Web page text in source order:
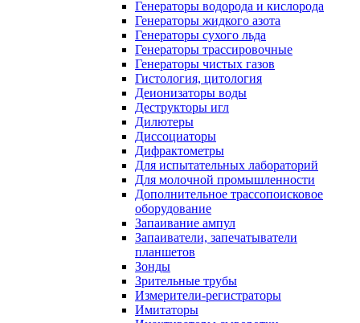
Генераторы водорода и кислорода
Генераторы жидкого азота
Генераторы сухого льда
Генераторы трассировочные
Генераторы чистых газов
Гистология, цитология
Деионизаторы воды
Деструкторы игл
Дилютеры
Диссоциаторы
Дифрактометры
Для испытательных лабораторий
Для молочной промышленности
Дополнительное трассопоисковое
оборудование
Запаивание ампул
Запаиватели, запечатыватели
планшетов
Зонды
Зрительные трубы
Измерители-регистраторы
Имитаторы